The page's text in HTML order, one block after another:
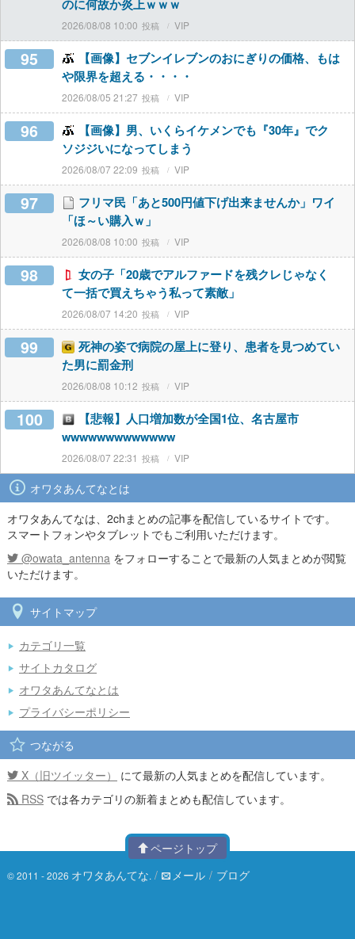
のに何故か炎上ｗｗｗ
2026/08/08 10:00 VIP
95
【画像】セブンイレブンのおにぎりの価格、もは
や限界を超える・・・・
2026/08/05 21:27 VIP
96
【画像】男、いくらイケメンでも『30年』でク
ソジジいになってしまう
2026/08/07 22:09 VIP
97
フリマ民「あと500円値下げ出来ませんか」ワイ
「ほ～い購入ｗ」
2026/08/08 10:00 VIP
98
女の子「20歳でアルファードを残クレじゃなく
て一括で買えちゃう私って素敵」
2026/08/07 14:20 VIP
99
死神の姿で病院の屋上に登り、患者を見つめてい
た男に罰金刑
2026/08/08 10:12 VIP
100
【悲報】人口増加数が全国1位、名古屋市
wwwwwwwwwwwww
2026/08/07 22:31 VIP
オワタあんてなとは
オワタあんてなは、2chまとめの記事を配信しているサイトです。
スマートフォンやタブレットでもご利用いただけます。
@owata_antenna をフォローすることで最新の人気まとめが閲覧
いただけます。
サイトマップ
カテゴリ一覧
サイトカタログ
オワタあんてなとは
プライバシーポリシー
つながる
X（旧ツイッター）
にて最新の人気まとめを配信しています。
RSS では各カテゴリの新着まとめも配信しています。
ページトップ
© 2011 - 2026 オワタあんてな. / メール / ブログ